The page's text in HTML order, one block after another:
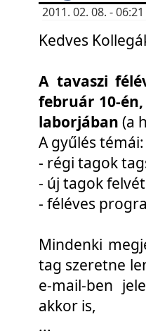
2011. 02. 08. -
Kedves
A tavaszi
február 10-
laborjában (a
A gyűlés témái:
- régi tagok
- új tagok
- féléves
Mindenki
tag szeretne
e-mail-ben
akkor is,
...